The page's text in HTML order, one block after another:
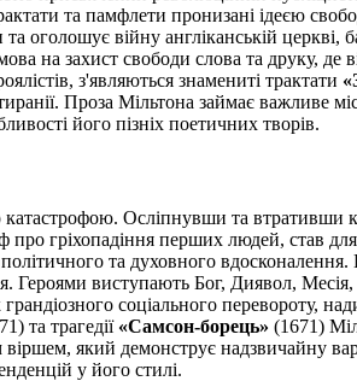
та памфлети пронизані ідеєю
оголошує війну англіканській
на захист свободи слова та друку, де
з'являються знамениті трактати
Проза Мільтона займає важливе
його пізніх поетичних творів.
Осліпнувши та
гріхопадіння перших людей, став
та духовного вдосконалення.
Героями виступають Бог, Диявол,
соціального перевороту,
та трагедії «Самсон-борець» (1671)
який демонструє надзвичайну
у його стилі.